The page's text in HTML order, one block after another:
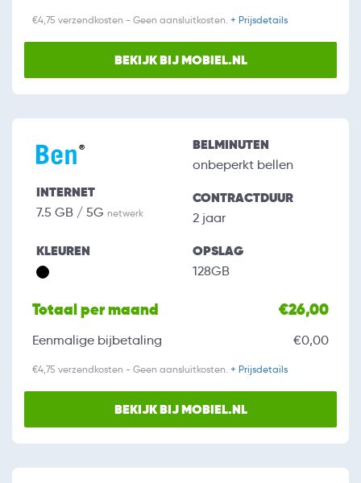
€4,75 verzendkosten - Geen aansluitkosten. + Prijsdetails
BEKIJK BIJ MOBIEL.NL
INTERNET
7.5 GB / 5G netwerk
BELMINUTEN
onbeperkt bellen
CONTRACTDUUR
2 jaar
KLEUREN OPSLAG
128GB
Totaal per maand €26,00
Eenmalige bijbetaling €0,00
€4,75 verzendkosten - Geen aansluitkosten. + Prijsdetails
BEKIJK BIJ MOBIEL.NL